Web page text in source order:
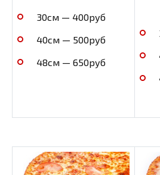
30см — 400руб
40см — 500руб
48см — 650руб